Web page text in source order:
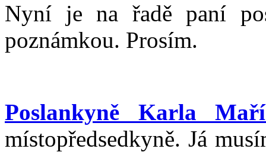
Nyní je na řadě paní
poznámkou. Prosím.
Poslankyně Karla
místopředsedkyně. Já